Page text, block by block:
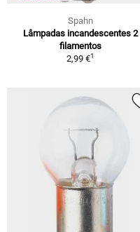
Spahn
Lâmpadas incandescentes 2
filamentos
2,99 €1